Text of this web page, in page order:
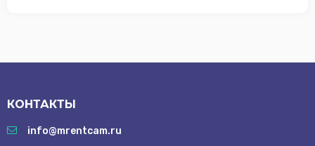
КОНТАКТЫ
info@mrentcam.ru